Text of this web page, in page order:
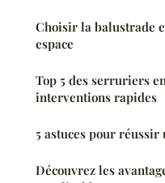
Choisir la balustrade
espace
Top 5 des serruriers
interventions rapides
5 astuces pour
Découvrez les